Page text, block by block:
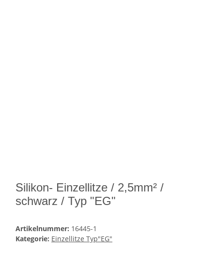
Silikon- Einzellitze / 2,5mm² /
schwarz / Typ "EG"
Artikelnummer: 16445-1
Kategorie: Einzellitze Typ"EG"